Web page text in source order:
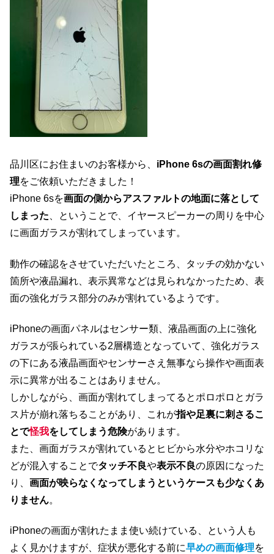
品川区にお住まいのお客様から、 iPhone 6sの画面割れ修
理をご依頼いただきました！
iPhone 6sを画面の側からアスファルトの地面に落として
しまった 、ということで、イヤースピーカーの周りを中心
に画面ガラスが割れてしまっています。
動作の確認をさせていただいたところ、タッチの効かない
箇所や液晶漏れ、表示異常などは見られなかったため、表
面の強化ガラス部分のみが割れているようです。
iPhoneの画面パネルはセンサー類、液晶画面の上に強化
ガラスが張られている2層構造となっていて、強化ガラス
の下にある液晶画面やセンサーさえ無事なら操作や画面表
示に異常が出ることはありません。
しかしながら、画面が割れてしまってるとポロポロとガラ
ス片が崩れ落ちることがあり、これが指や足裏に刺さるこ
とで怪我をしてしまう危険があります。
また、画面ガラスが割れているとヒビから水分やホコリな
どが混入することでタッチ不良や表示不良の原因になった
り、 画面が映らなくなってしまうというケースも少なくあ
りません。
iPhoneの画面が割れたまま使い続けている、という人も
よく見かけますが、症状が悪化する前に早めの画面修理を